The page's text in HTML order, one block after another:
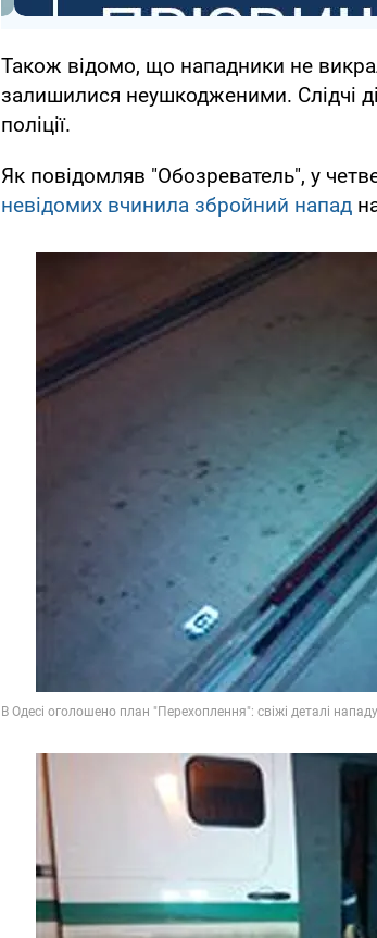
Також відомо, що нападники не
залишилися неушкодженими. Слідчі
поліції.
Як повідомляв "Обозреватель", у
невідомих вчинила збройний напад